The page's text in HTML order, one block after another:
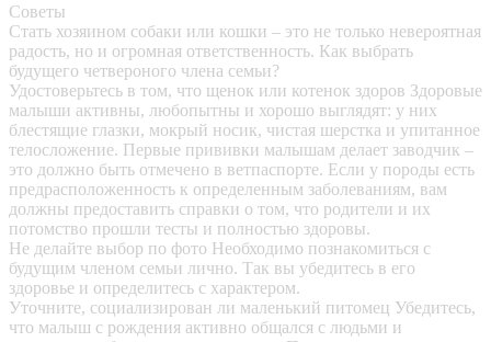
Советы
Стать хозяином собаки или кошки – это не только невероятная
радость, но и огромная ответственность. Как выбрать
будущего четвероного члена семьи?
Удостоверьтесь в том, что щенок или котенок здоров Здоровые
малыши активны, любопытны и хорошо выглядят: у них
блестящие глазки, мокрый носик, чистая шерстка и упитанное
телосложение. Первые прививки малышам делает заводчик –
это должно быть отмечено в ветпаспорте. Если у породы есть
предрасположенность к определенным заболеваниям, вам
должны предоставить справки о том, что родители и их
потомство прошли тесты и полностью здоровы.
Не делайте выбор по фото Необходимо познакомиться с
будущим членом семьи лично. Так вы убедитесь в его
здоровье и определитесь с характером.
Уточните, социализирован ли маленький питомец Убедитесь,
что малыш с рождения активно общался с людьми и